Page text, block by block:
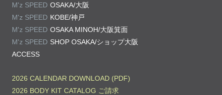
M'z SPEED OSAKA/大阪
M'z SPEED KOBE/神戸
M'z SPEED OSAKA MINOH/大阪箕面
M'z SPEED SHOP OSAKA/ショップ大阪
ACCESS
2026 CALENDAR DOWNLOAD (PDF)
2026 BODY KIT CATALOG ご請求